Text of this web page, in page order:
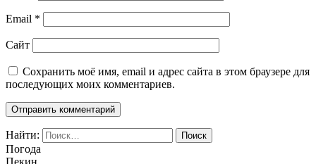
Email *
Сайт
Сохранить моё имя, email и адрес сайта в этом браузере для
последующих моих комментариев.
Найти:
Погода
Пекин